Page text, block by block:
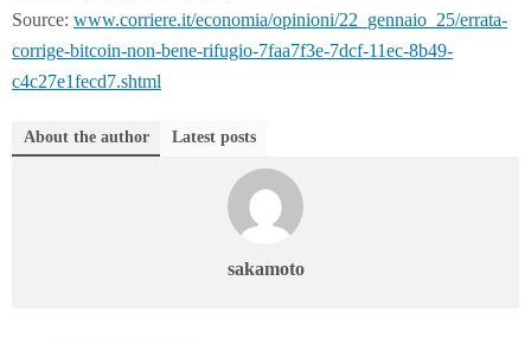
Source: www.corriere.it/economia/opinioni/22_gennaio_25/errata-
corrige-bitcoin-non-bene-rifugio-7faa7f3e-7dcf-11ec-8b49-
c4c27e1fecd7.shtml
About the author Latest posts
sakamoto